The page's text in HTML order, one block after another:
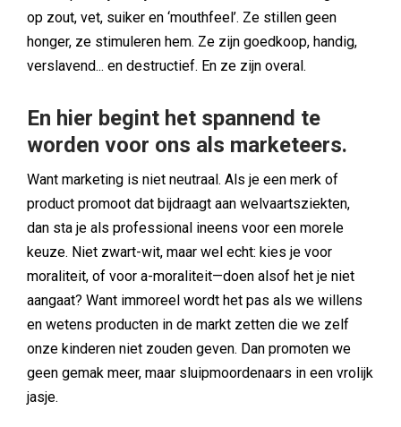
op zout, vet, suiker en ‘mouthfeel ’. Ze stillen geen
honger, ze stimuleren hem. Ze zijn goedkoop, handig,
verslavend... en destructief. En ze zijn overal.
En hier begint het spannend te
worden voor ons als marketeers.
Want marketing is niet neutraal. Als je een merk of
product promoot dat bijdraagt aan welvaartsziekten,
dan sta je als professional ineens voor een morele
keuze. Niet zwart-wit, maar wel echt: kies je voor
moraliteit, of voor a-moraliteit—doen alsof het je niet
aangaat? Want immoreel wordt het pas als we willens
en wetens producten in de markt zetten die we zelf
onze kinderen niet zouden geven. Dan promoten we
geen gemak meer, maar sluipmoordenaars in een vrolijk
jasje.